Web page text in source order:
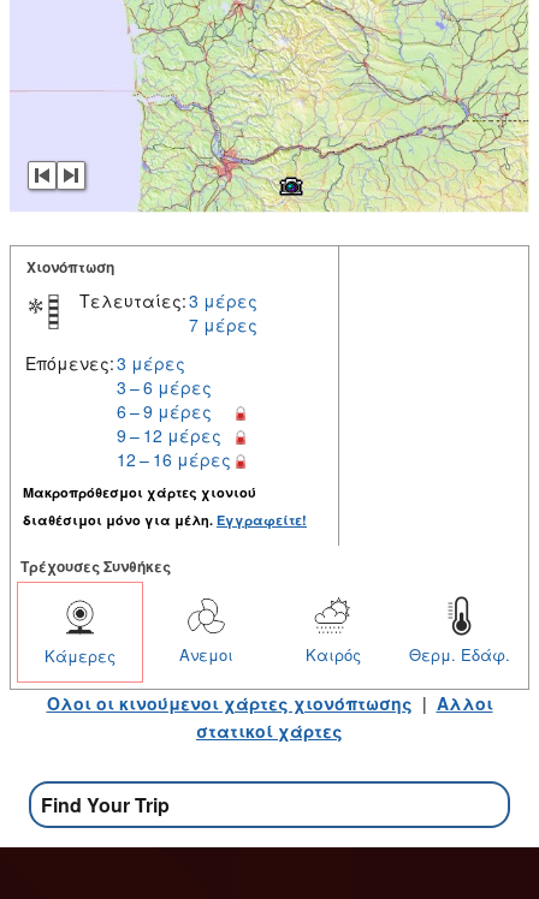
Χιονόπτωση
Τελευταίες:3 μέρες
7 μέρες
Επόμενες:3 μέρες
3 – 6 μέρες
6 – 9 μέρες
9 – 12 μέρες
12 – 16 μέρες
Μακροπρόθεσμοι χάρτες χιονιού
διαθέσιμοι μόνο για μέλη. Εγγραφείτε!
Tρέχουσες Συνθήκες
Θερμ. Εδάφ.
Καιρός
Ανεμοι
Κάμερες
Ολοι οι κινούμενοι χάρτες χιονόπτωσης | Αλλοι
στατικοί χάρτες
Find Your Trip